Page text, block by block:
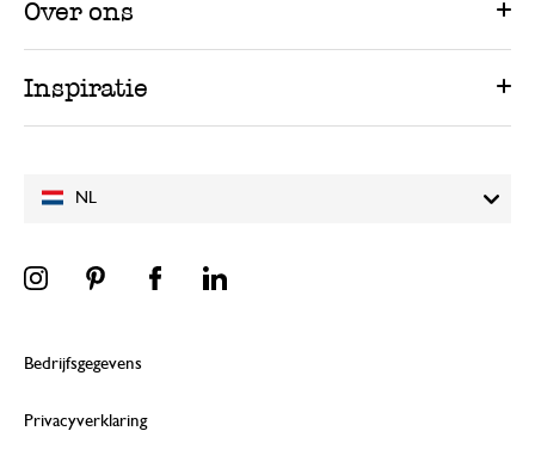
NL
Over ons
Inspiratie
Bedrijfsgegevens
Privacyverklaring